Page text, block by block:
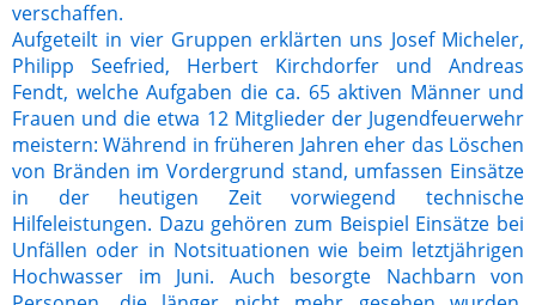
verschaffen.
Aufgeteilt in vier Gruppen erklärten uns Josef Micheler,
Philipp Seefried, Herbert Kirchdorfer und Andreas
Fendt, welche Aufgaben die ca. 65 aktiven Männer und
Frauen und die etwa 12 Mitglieder der Jugendfeuerwehr
meistern: Während in früheren Jahren eher das Löschen
von Bränden im Vordergrund stand, umfassen Einsätze
in der heutigen Zeit vorwiegend technische
Hilfeleistungen. Dazu gehören zum Beispiel Einsätze bei
Unfällen oder in Notsituationen wie beim letztjährigen
Hochwasser im Juni. Auch besorgte Nachbarn von